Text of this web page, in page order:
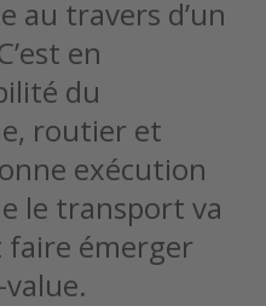
au travers d’un
en
du
routier et
exécution
le transport va
faire émerger